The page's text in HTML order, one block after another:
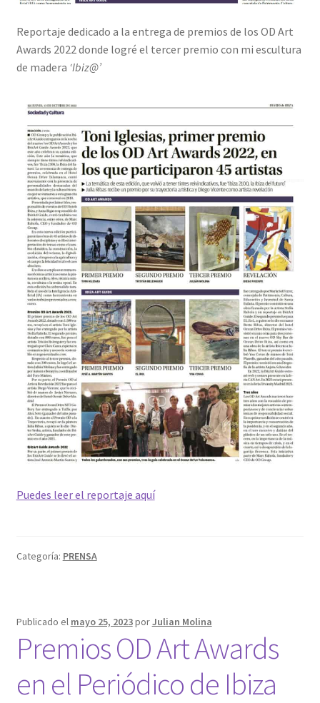
Reportaje dedicado a la entrega de premios de los OD Art
Awards 2022 donde logré el tercer premio con mi escultura
de madera ‘Ibiz@’
Puedes leer el reportaje aquí
Categoría: PRENSA
Publicado el mayo 25, 2023porJulian Molina
Premios OD Art Awards
en el Periódico de Ibiza